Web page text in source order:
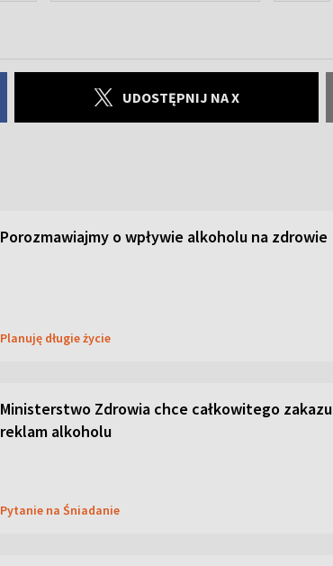
UDOSTĘPNIJ NA X
Porozmawiajmy o wpływie alkoholu na zdrowie
Planuję długie życie
Ministerstwo Zdrowia chce całkowitego zakazu
reklam alkoholu
Pytanie na Śniadanie